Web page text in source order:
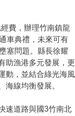
費，辦理竹南鎮龍
車典禮，未來可有
塞問題。縣長徐耀
助漁港多元發展，更
動，並結合綠光海風
海線均衡發展。
速道路與國3竹南北